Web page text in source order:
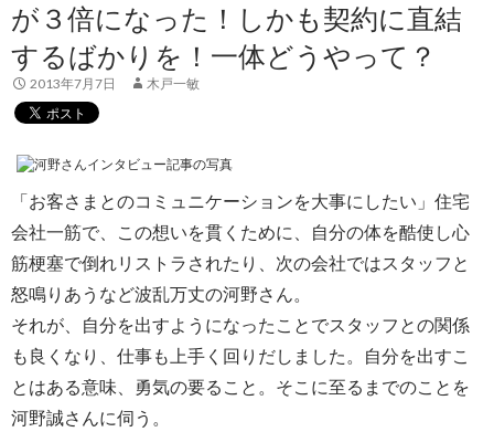
が３倍になった！しかも契約に直結
するばかりを！一体どうやって？
2013年7月7日 木戸一敏
「お客さまとのコミュニケーションを大事にしたい」住宅
会社一筋で、この想いを貫くために、自分の体を酷使し心
筋梗塞で倒れリストラされたり、次の会社ではスタッフと
怒鳴りあうなど波乱万丈の河野さん。
それが、自分を出すようになったことでスタッフとの関係
も良くなり、仕事も上手く回りだしました。自分を出すこ
とはある意味、勇気の要ること。そこに至るまでのことを
河野誠さんに伺う。